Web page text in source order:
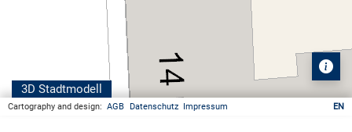
3D Stadtmodell
Cartography and design: AGB Datenschutz Impressum EN